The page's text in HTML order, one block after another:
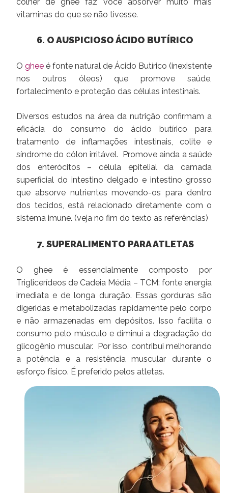
vitaminas do que se não tivesse.
6. O AUSPICIOSO ÁCIDO BUTÍRICO
O ghee é fonte natural de Ácido Butírico (inexistente
nos outros óleos) que promove saúde,
fortalecimento e proteção das células intestinais.
Diversos estudos na área da nutrição confirmam a
eficácia do consumo do ácido butírico para
tratamento de inflamações intestinais, colite e
síndrome do cólon irritável. Promove ainda a saúde
dos enterócitos – célula epitelial da camada
superficial do intestino delgado e intestino grosso
que absorve nutrientes movendo-os para dentro
dos tecidos, está relacionado diretamente com o
sistema imune. (veja no fim do texto as referências)
7. SUPERALIMENTO PARA ATLETAS
O ghee é essencialmente composto por
Triglicerídeos de Cadeia Média – TCM: fonte energia
imediata e de longa duração. Essas gorduras são
digeridas e metabolizadas rapidamente pelo corpo
e não armazenadas em depósitos. Isso facilita o
consumo pelo músculo e diminui a degradação do
glicogênio muscular. Por isso, contribui melhorando
a potência e a resistência muscular durante o
esforço físico. É preferido pelos atletas.